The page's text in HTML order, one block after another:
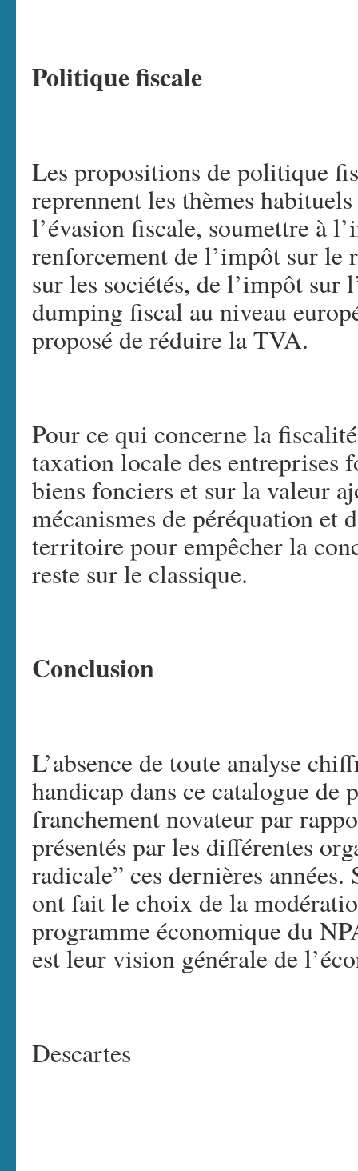
Politique fiscale
Les propositions de politique
reprennent les thèmes
l’évasion fiscale, soumettre à
renforcement de l’impôt sur le
sur les sociétés, de l’impôt sur
dumping fiscal au niveau
proposé de réduire la TVA.
Pour ce qui concerne la
taxation locale des entreprises
biens fonciers et sur la valeur
mécanismes de péréquation et
territoire pour empêcher la
reste sur le classique.
Conclusion
L’absence de toute analyse
handicap dans ce catalogue de
franchement novateur par
présentés par les différentes
radicale” ces dernières
ont fait le choix de la
programme économique du
est leur vision générale de
Descartes